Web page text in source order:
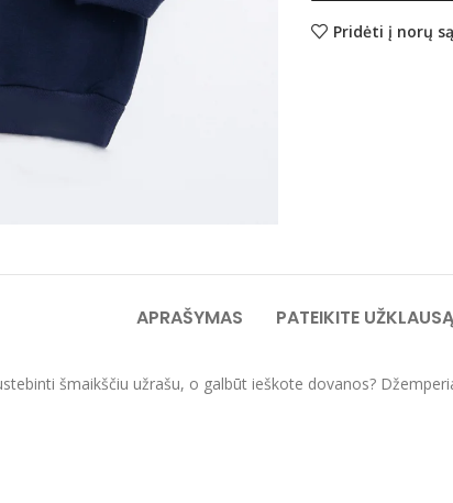
Pridėti į norų
APRAŠYMAS PATEIKITE UŽKLAUSĄ
šmaikščiu užrašu, o galbūt ieškote dovanos?